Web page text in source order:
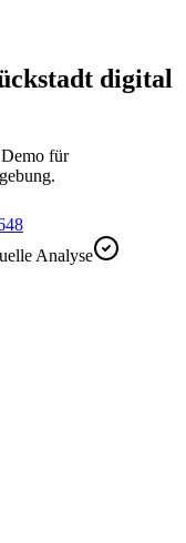
digital
für
Analyse